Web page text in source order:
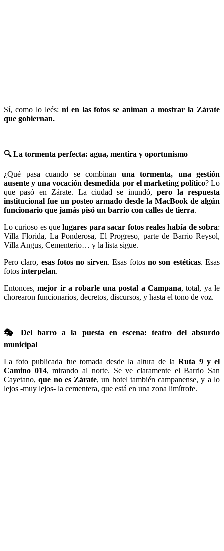
Sí, como lo leés: ni en las fotos se animan a mostrar la Zárate
que gobiernan.
🔍La tormenta perfecta: agua, mentira y oportunismo
¿Qué pasa cuando se combinan una tormenta, una gestión
ausente y una vocación desmedida por el marketing político? Lo
que pasó en Zárate. La ciudad se inundó,pero la respuesta
institucional fue un posteo armado desde la MacBook de algún
funcionario que jamás pisó un barrio con calles de tierra.
Lo curioso es quelugares para sacar fotos reales había de sobra:
Villa Florida, La Ponderosa, El Progreso, parte de Barrio Reysol,
Villa Angus, Cementerio… y la lista sigue.
Pero claro, esas fotos no sirven. Esas fotos no son estéticas. Esas
fotos interpelan.
Entonces,mejor ir a robarle una postal a Campana, total, ya le
chorearon funcionarios, decretos, discursos, y hasta el tono de voz.
🎭
Del barro a la puesta en escena: teatro del absurdo
municipal
La foto publicada fue tomada desde la altura de laRuta 9 y el
Camino 014, mirando al norte. Se ve claramente el Barrio San
Cayetano,que no es Zárate, un hotel también campanense, y a lo
lejos -muy lejos- la cementera, que está en una zona limítrofe.